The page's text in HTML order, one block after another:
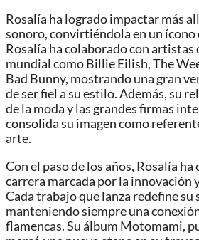
Rosalía ha logrado impactar más
sonoro, convirtiéndola en un
Rosalía ha colaborado con artistas
mundial como Billie Eilish, The
Bad Bunny, mostrando una gran
de ser fiel a su estilo. Además, su
de la moda y las grandes firmas
consolida su imagen como
arte.
Con el paso de los años, Rosalía
carrera marcada por la innovación
Cada trabajo que lanza redefine su
manteniendo siempre una
flamencas. Su álbum Motomami,